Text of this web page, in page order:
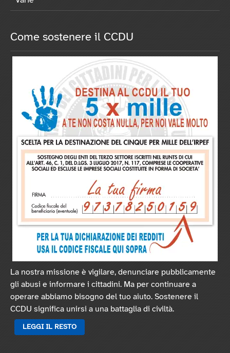
Come sostenere il CCDU
La nostra missione è vigilare, denunciare pubblicamente
gli abusi e informare i cittadini. Ma per continuare a
operare abbiamo bisogno del tuo aiuto. Sostenere il
CCDU significa unirsi a una battaglia di civiltà.
LEGGI IL RESTO